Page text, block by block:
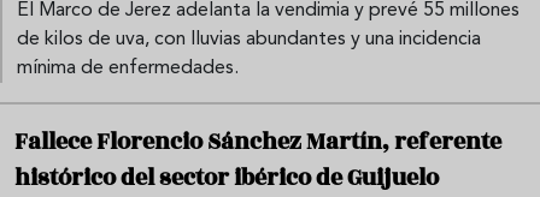
El Marco de Jerez adelanta la vendimia y prevé 55 millones
de kilos de uva, con lluvias abundantes y una incidencia
mínima de enfermedades.
Fallece Florencio Sánchez Martín, referente
histórico del sector ibérico de Guijuelo